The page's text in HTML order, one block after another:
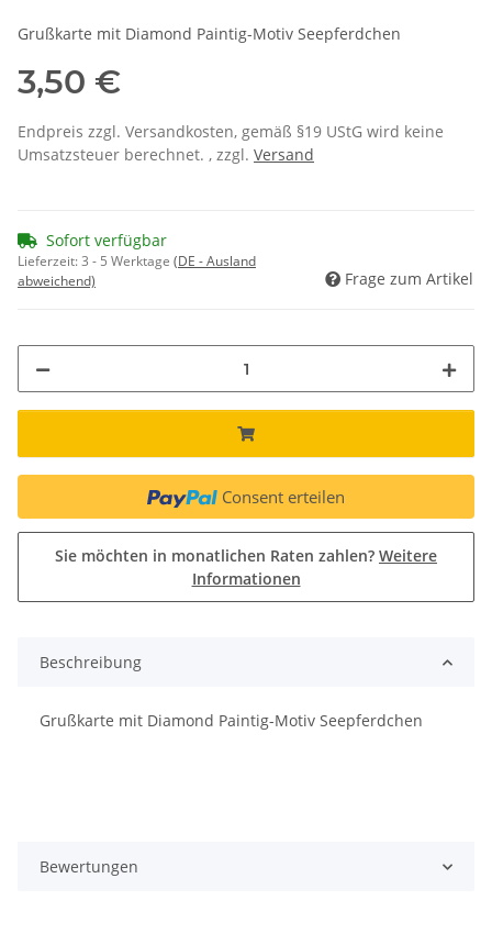
Grußkarte mit Diamond Paintig-Motiv Seepferdchen
3,50 €
Endpreis zzgl. Versandkosten, gemäß §19 UStG wird keine
Umsatzsteuer berechnet. , zzgl. Versand
Sofort verfügbar
Lieferzeit:3 - 5 Werktage (DE - Ausland
abweichend)
Frage zum Artikel
Consent erteilen
Sie möchten in monatlichen Raten zahlen? Weitere
Informationen
Beschreibung
Grußkarte mit Diamond Paintig-Motiv Seepferdchen
Bewertungen